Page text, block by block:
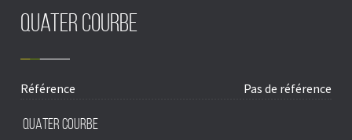
Quater courbe
Référence Pas de référence
QUATER COURBE